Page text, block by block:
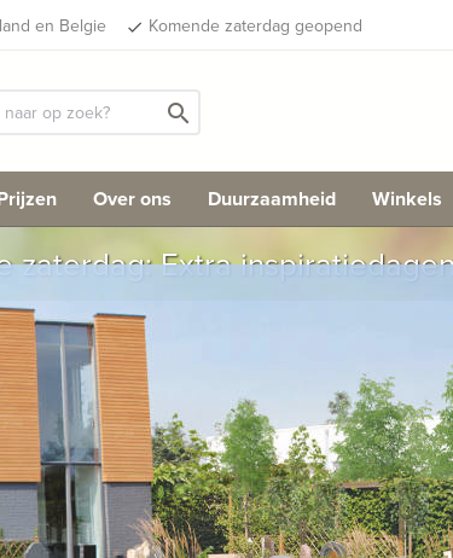
en Belgie done Komende zaterdag geopend
search
Over ons Duurzaamheid Winkels
zaterdag: Extra